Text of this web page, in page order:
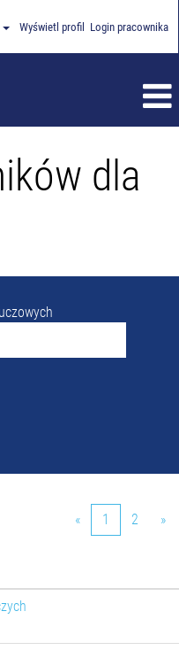
Wyświetl profil Login pracownika
dla
« 1 2 »